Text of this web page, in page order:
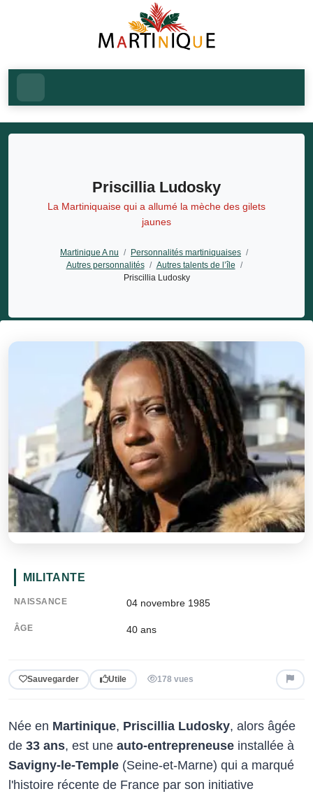
Priscillia Ludosky
La Martiniquaise qui a allumé la mèche des gilets
jaunes
Martinique A nu / Personnalités martiniquaises /
Autres personnalités / Autres talents de l’île
/
Priscillia Ludosky
MILITANTE
NAISSANCE 04 novembre 1985
ÂGE 40 ans
Sauvegarder Utile 178 vues
Née en Martinique, Priscillia Ludosky, alors âgée
de 33 ans, est une auto-entrepreneuse installée à
Savigny-le-Temple (Seine-et-Marne) qui a marqué
l'histoire récente de France par son initiative